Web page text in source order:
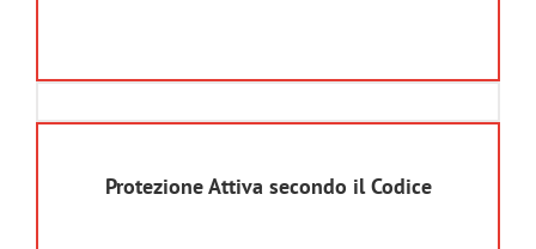
Protezione Attiva secondo il Codice